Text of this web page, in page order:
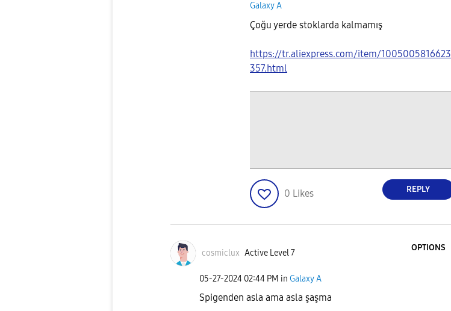
Galaxy A
Çoğu yerde stoklarda kalmamış
https://tr.aliexpress.com/item/1005005816623
357.html
0 Likes REPLY
cosmiclux Active Level 7
OPTIONS
‎05-27-2024 02:44 PM in Galaxy A
Spigenden asla ama asla şaşma